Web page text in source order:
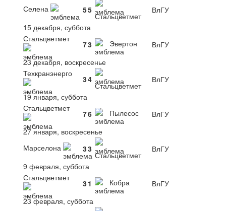
Селена
55
Стальцветмет
ВлГУ
15 декабря, суббота
Стальцветмет
73 Эвертон
ВлГУ
23 декабря, воскресенье
Техкранэнерго
34
Стальцветмет
ВлГУ
19 января, суббота
Стальцветмет
76 Пылесос
ВлГУ
27 января, воскресенье
Марселона
33
Стальцветмет
ВлГУ
9 февраля, суббота
Стальцветмет
31 Кобра
ВлГУ
23 февраля, суббота